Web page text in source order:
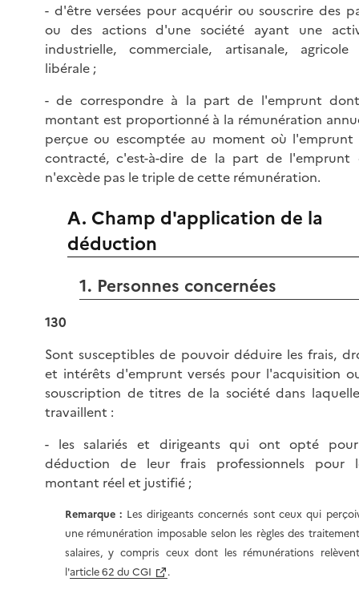
- d'être versées pour acquérir ou souscrire des
ou des actions d'une société ayant une
industrielle, commerciale, artisanale,
libérale ;
- de correspondre à la part de l'emprunt
montant est proportionné à la rémunération
perçue ou escomptée au moment où l'emprunt
contracté, c'est-à-dire de la part de l'emprunt
n'excède pas le triple de cette rémunération.
A. Champ d'application de la
déduction
1. Personnes concernées
130
Sont susceptibles de pouvoir déduire les frais,
et intérêts d'emprunt versés pour l'acquisition
souscription de titres de la société dans
travaillent :
- les salariés et dirigeants qui ont opté
déduction de leur frais professionnels pour
montant réel et justifié ;
Remarque : Les dirigeants concernés sont ceux qui
une rémunération imposable selon les règles des
salaires, y compris ceux dont les rémunérations
l'article 62 du CGI .